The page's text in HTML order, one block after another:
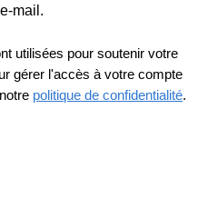
mail.
utilisées pour soutenir votre
gérer l'accès à votre compte
politique de confidentialité.